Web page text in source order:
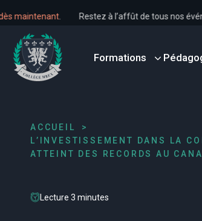
dès maintenant . Restez à l’affût de tous
Formations
ACCUEIL
L’INVESTISSEMENT DANS LA
ATTEINT DES RECORDS AU
Lecture 3 minutes